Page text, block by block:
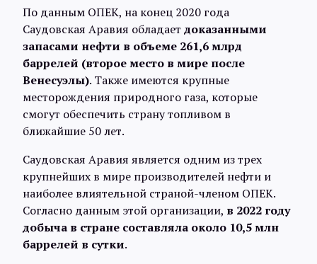
Обзоры
Интервью
Карты
О нас
@Infotek_Russia
По данным ОПЕК, на конец 2020 года
Саудовская Аравия обладает доказанными
запасами нефти в объеме 261,6 млрд
баррелей (второе место в мире после
Венесуэлы). Также имеются крупные
месторождения природного газа, которые
смогут обеспечить страну топливом в
ближайшие 50 лет.
Саудовская Аравия является одним из трех
крупнейших в мире производителей нефти и
наиболее влиятельной страной-членом ОПЕК.
Согласно данным этой организации, в 2022 году
добыча в стране составляла около 10,5 млн
баррелей в сутки.